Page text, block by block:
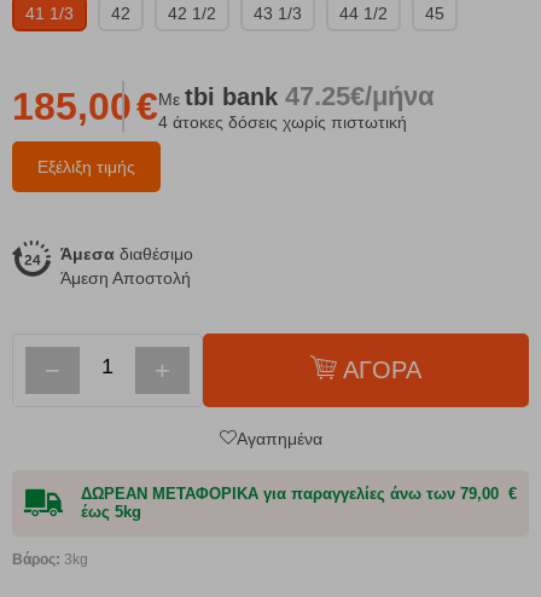
41 1/3
42 42 1/2 43 1/3 44 1/2 45
Εξέλιξη τιμής
185,00€Με tbi bank 47.25€/μήνα
4 άτοκες δόσεις χωρίς πιστωτική
Άμεσα διαθέσιμο
Άμεση Αποστολή
− + ΑΓΟΡΑ
Αγαπημένα
ΔΩΡΕΑΝ ΜΕΤΑΦΟΡΙΚΑ για παραγγελίες άνω των 79,00 €
έως 5kg
Βάρος: 3kg